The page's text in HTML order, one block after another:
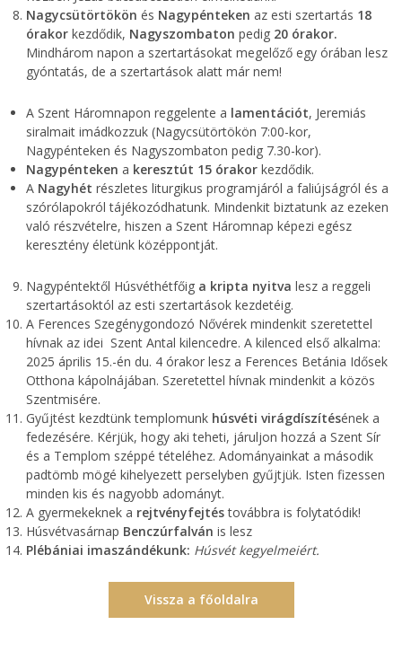
Nagycsütörtökön és Nagypénteken az esti szertartás 18
órakor kezdődik, Nagyszombaton pedig 20 órakor.
Mindhárom napon a szertartásokat megelőző egy órában lesz
gyóntatás, de a szertartások alatt már nem!
A Szent Háromnapon reggelente a lamentációt, Jeremiás
siralmait imádkozzuk (Nagycsütörtökön 7:00-kor,
Nagypénteken és Nagyszombaton pedig 7.30-kor).
Nagypénteken a keresztút 15 órakor kezdődik.
A Nagyhét részletes liturgikus programjáról a faliújságról és a
szórólapokról tájékozódhatunk. Mindenkit biztatunk az ezeken
való részvételre, hiszen a Szent Háromnap képezi egész
keresztény életünk középpontját.
Nagypéntektől Húsvéthétfőig a kripta nyitva lesz a reggeli
szertartásoktól az esti szertartások kezdetéig.
A Ferences Szegénygondozó Nővérek mindenkit szeretettel
hívnak az idei Szent Antal kilencedre. A kilenced első alkalma:
2025 április 15.-én du. 4 órakor lesz a Ferences Betánia Idősek
Otthona kápolnájában. Szeretettel hívnak mindenkit a közös
Szentmisére.
Gyűjtést kezdtünk templomunk húsvéti virágdíszítésének a
fedezésére. Kérjük, hogy aki teheti, járuljon hozzá a Szent Sír
és a Templom széppé tételéhez. Adományainkat a második
padtömb mögé kihelyezett perselyben gyűjtjük. Isten fizessen
minden kis és nagyobb adományt.
A gyermekeknek a rejtvényfejtéstovábbra is folytatódik!
Húsvétvasárnap Benczúrfalván is lesz
Plébániai imaszándékunk: Húsvét kegyelmeiért.
Vissza a főoldalra